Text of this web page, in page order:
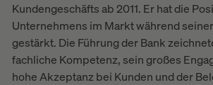
Kundengeschäfts ab 2011. Er hat die
Unternehmens im Markt während
gestärkt. Die Führung der Bank
fachliche Kompetenz, sein großes
hohe Akzeptanz bei Kunden und der